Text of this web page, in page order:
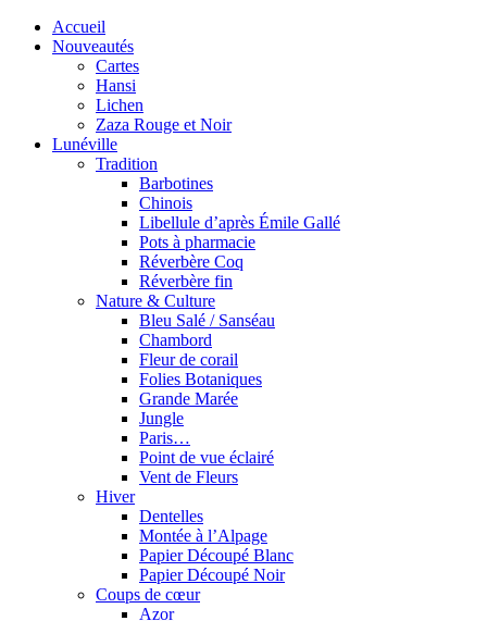
Accueil
Nouveautés
Cartes
Hansi
Lichen
Zaza Rouge et Noir
Lunéville
Tradition
Barbotines
Chinois
Libellule d’après Émile Gallé
Pots à pharmacie
Réverbère Coq
Réverbère fin
Nature & Culture
Bleu Salé / Sanséau
Chambord
Fleur de corail
Folies Botaniques
Grande Marée
Jungle
Paris…
Point de vue éclairé
Vent de Fleurs
Hiver
Dentelles
Montée à l’Alpage
Papier Découpé Blanc
Papier Découpé Noir
Coups de cœur
Azor